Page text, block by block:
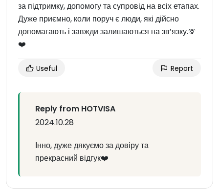
за підтримку, допомогу та супровід на всіх етапах.
Дуже приємно, коли поруч є люди, які дійсно
допомагають і завжди залишаються на зв’язку.🫶
❤️
Useful Report
Reply from HOTVISA
2024.10.28
Інно, дуже дякуємо за довіру та
прекрасний відгук❤️